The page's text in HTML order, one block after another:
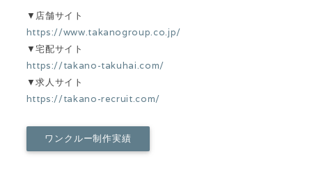
▼店舗サイト
https://www.takanogroup.co.jp/
▼宅配サイト
https://takano-takuhai.com/
▼求人サイト
https://takano-recruit.com/
ワンクルー制作実績